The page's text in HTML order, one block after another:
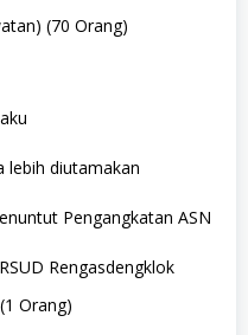
(70 Orang)
lebih diutamakan
Pengangkatan ASN
Rengasdengklok
Orang)